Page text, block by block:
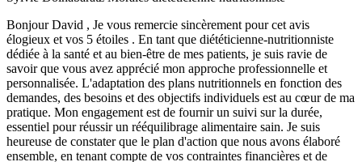
Bonjour David , Je vous remercie sincèrement pour cet avis
élogieux et vos 5 étoiles . En tant que diététicienne-nutritionniste
dédiée à la santé et au bien-être de mes patients, je suis ravie de
savoir que vous avez apprécié mon approche professionnelle et
personnalisée. L'adaptation des plans nutritionnels en fonction des
demandes, des besoins et des objectifs individuels est au cœur de ma
pratique. Mon engagement est de fournir un suivi sur la durée,
essentiel pour réussir un rééquilibrage alimentaire sain. Je suis
heureuse de constater que le plan d'action que nous avons élaboré
ensemble, en tenant compte de vos contraintes financières et de